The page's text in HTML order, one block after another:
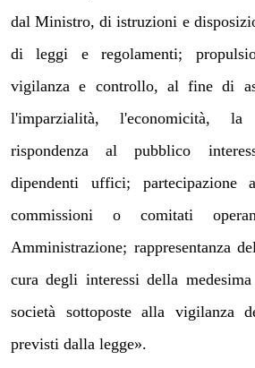
dal Ministro, di istruzioni e
di leggi e regolamenti;
vigilanza e controllo, al fine di
l'imparzialità, l'economicità,
rispondenza al pubblico
dipendenti uffici; partecipazione
commissioni o comitati
Amministrazione; rappresentanza
cura degli interessi della
società sottoposte alla vigilanza
previsti dalla legge».